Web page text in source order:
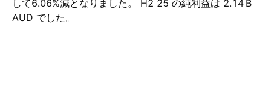
して6.06%減となりました。 H2 25 の純利益は ‪2.14 B‬
AUD でした。